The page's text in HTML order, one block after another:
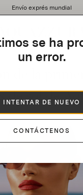
Envío exprés mundial
se ha
un error.
INTENTAR DE NUEVO
CONTÁCTENOS
de la
de sol de